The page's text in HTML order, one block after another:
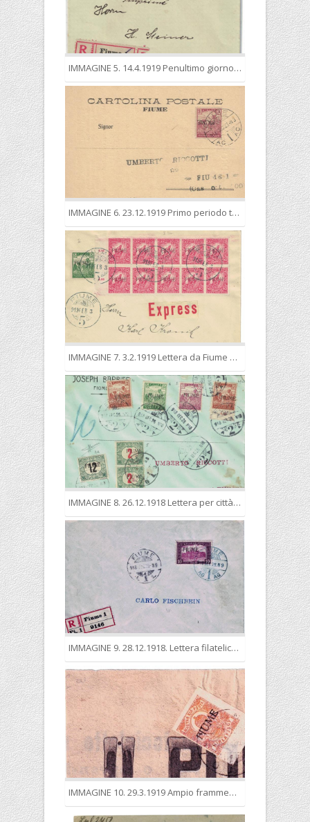
IMMAGINE 5. 14.4.1919 Penultimo giorno di validità dei francobolli in filler. Letterina aperta per linterno (Susak), spedita come stampe (5 f.) urgenti (+ 2 f.), raccomandate (25 f.), in tariffa
IMMAGINE 6. 23.12.1919 Primo periodo tariffario. Spedizione di concezione filatelica come stampa per città, nella corretta tariffa di 3 filler. Il francobollo reca la sovrastampa capovolta.
IMMAGINE 7. 3.2.1919 Lettera da Fiume 5 Belvedere per l’Austria, trattata come “interno” (20 filler), raccomandata (25 f.) per espresso (60 f.) scritta al padre dal filatelista Leopoldo Kronik
IMMAGINE 8. 26.12.1918 Lettera per città affrancata in modo insufficiente (12 f.) e per questo tassata, come d’uso, per il doppio della tariffa mancante a comporre la tariffa per “interno” (20 f.)
IMMAGINE 9. 28.12.1918. Lettera filatelica non in tariffa affrancata con il 10 cor. II tiratura tipografica
IMMAGINE 10. 29.3.1919 Ampio frammento di fascetta per giornali affrancata con 2 f. sovrastampato a mano.